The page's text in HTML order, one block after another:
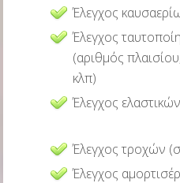
Έλεγχος
Έλεγχος
(αριθμός
κλπ)
Έλεγχος ελαστικών
Έλεγχος τροχών
Έλεγχος αμορτισέρ